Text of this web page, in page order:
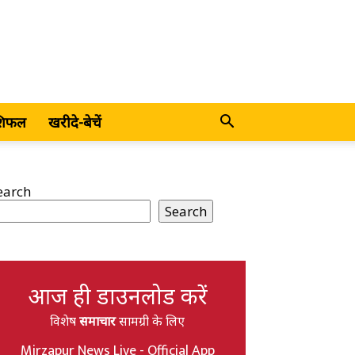
खरीदे-बेचें
Search
आज ही डाउनलोड करें
विशेषसमाचारसामग्री के लिए